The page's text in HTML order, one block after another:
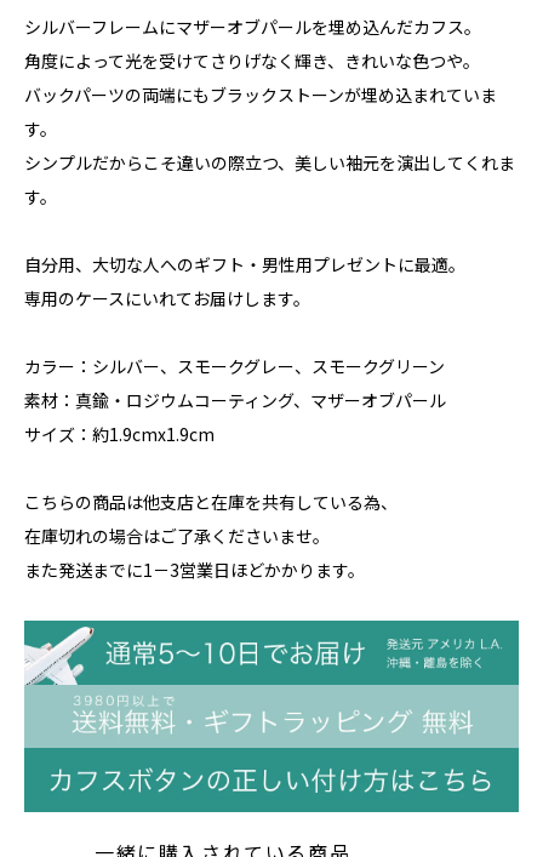
シルバーフレームにマザーオブパールを埋め込んだカフス。
角度によって光を受けてさりげなく輝き、きれいな色つや。
バックパーツの両端にもブラックストーンが埋め込まれていま
す。
シンプルだからこそ違いの際立つ、美しい袖元を演出してくれま
す。
自分用、大切な人へのギフト・男性用プレゼントに最適。
専用のケースにいれてお届けします。
カラー：シルバー、スモークグレー、スモークグリーン
素材：真鍮・ロジウムコーティング、マザーオブパール
サイズ：約1.9cmx1.9cm
こちらの商品は他支店と在庫を共有している為、
在庫切れの場合はご了承くださいませ。
また発送までに1－3営業日ほどかかります。